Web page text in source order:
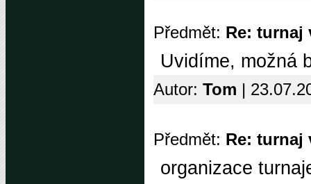
Předmět: Re: turnaj
Uvidíme, možná
Autor: Tom |
Předmět: Re: turnaj
organizace